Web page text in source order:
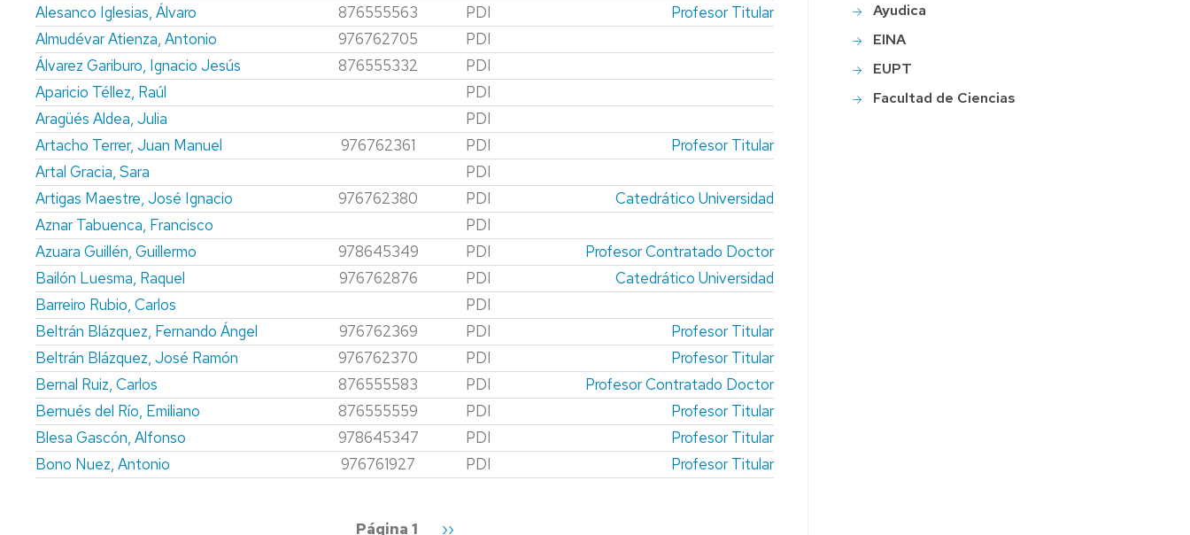
Alesanco Iglesias, Álvaro
876555563 PDI
Profesor Titular
Almudévar Atienza, Antonio
976762705
PDI
Álvarez Gariburo, Ignacio Jesús
876555332
PDI
Aparicio Téllez, Raúl
PDI
Aragüés Aldea, Julia
PDI
Artacho Terrer, Juan Manuel
976762361 PDI
Profesor Titular
Artal Gracia, Sara
PDI
Artigas Maestre, José Ignacio
976762380 PDI
Catedrático Universidad
Aznar Tabuenca, Francisco
PDI
Azuara Guillén, Guillermo
978645349 PDI
Profesor Contratado Doctor
Bailón Luesma, Raquel
976762876 PDI
Catedrático Universidad
Barreiro Rubio, Carlos
PDI
Beltrán Blázquez, Fernando Ángel
976762369 PDI
Profesor Titular
Beltrán Blázquez, José Ramón
976762370 PDI
Profesor Titular
Bernal Ruiz, Carlos
876555583 PDI
Profesor Contratado Doctor
Bernués del Río, Emiliano
876555559 PDI
Profesor Titular
Blesa Gascón, Alfonso
978645347 PDI
Profesor Titular
Bono Nuez, Antonio
976761927 PDI
Profesor Titular
Página 1 Siguiente
››
Ayudica
EINA
EUPT
Facultad de Ciencias